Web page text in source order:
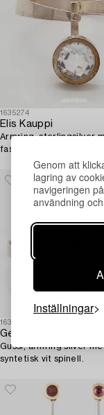
Genom att
lagring av
navigeringen
användning
Inställningar
1635274
Elis Kauppi
Armring, sterlingsilver
fasettslipad bergkristall.
Kupittaan Kulta, Åbo.
1633808
Gert Thysell,
Gussi, armring silver
syntetisk vit spinell.